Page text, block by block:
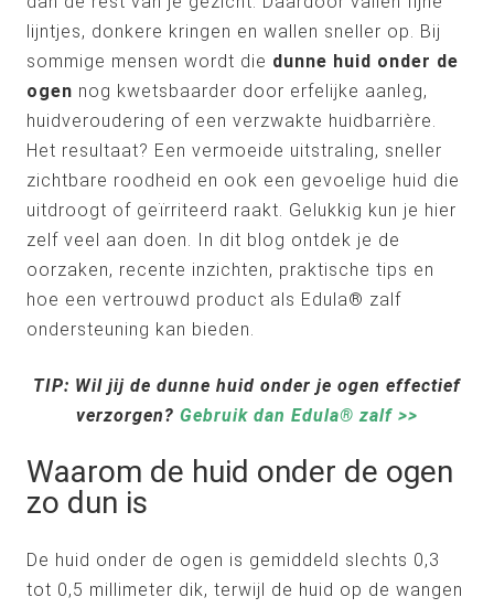
lijntjes, donkere kringen en wallen sneller op. Bij
sommige mensen wordt die dunne huid onder de
ogen nog kwetsbaarder door erfelijke aanleg,
huidveroudering of een verzwakte huidbarrière.
Het resultaat? Een vermoeide uitstraling, sneller
zichtbare roodheid en ook een gevoelige huid die
uitdroogt of geïrriteerd raakt. Gelukkig kun je hier
zelf veel aan doen. In dit blog ontdek je de
oorzaken, recente inzichten, praktische tips en
hoe een vertrouwd product als Edula® zalf
ondersteuning kan bieden.
TIP: Wil jij de dunne huid onder je ogen effectief
verzorgen? Gebruik dan Edula® zalf >>
Waarom de huid onder de ogen
zo dun is
De huid onder de ogen is gemiddeld slechts 0,3
tot 0,5 millimeter dik, terwijl de huid op de wangen